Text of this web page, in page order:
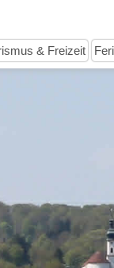
& Freizeit